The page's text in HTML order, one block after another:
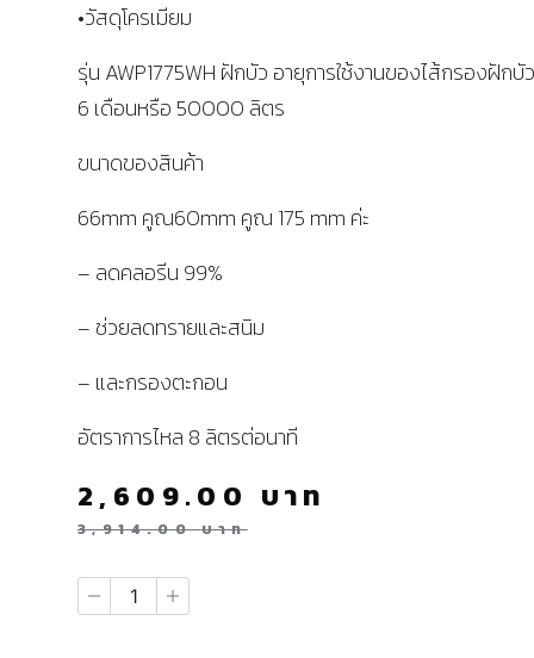
•วัสดุโครเมียม
รุ่น AWP1775WH ฝักบัว อายุการใช้งานของไส้กรองฝักบั
6 เดือนหรือ 50000 ลิตร
ขนาดของสินค้า
66mm คูณ60mm คูณ 175 mm ค่ะ
– ลดคลอรีน 99%
– ช่วยลดทรายและสนิม
– และกรองตะกอน
อัตราการไหล 8 ลิตรต่อนาที
3,914.00บาท
2,609.00 บาท